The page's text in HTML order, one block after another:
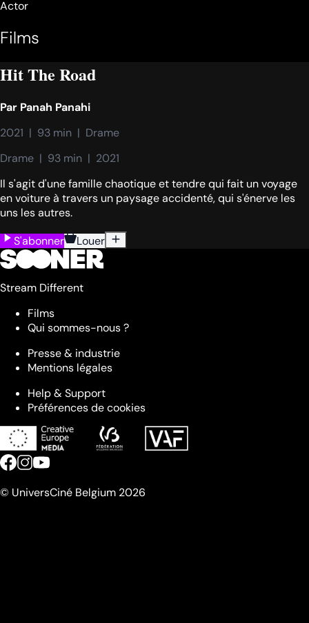
Actor
Films
Hit The Road
Par Panah Panahi
2021  |  93 min  |  Drame
Drame  |  93 min  |  2021
Il s'agit d'une famille chaotique et tendre qui fait un voyage
en voiture à travers un paysage accidenté, qui s'énerve les
uns les autres.
S'abonner
Louer
Stream Different
Films
Qui sommes-nous ?
Presse & industrie
Mentions légales
Help & Support
Préférences de cookies
© UniversCiné Belgium 2026